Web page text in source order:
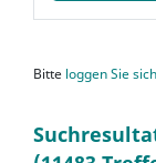
Bitte loggen Sie